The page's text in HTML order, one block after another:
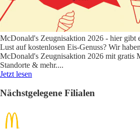
McDonald's Zeugnisaktion 2026 - hier gibt
Lust auf kostenlosen Eis-Genuss? Wir
McDonald's Zeugnisaktion 2026 mit gratis
Standorte & mehr....
Jetzt lesen
Nächstgelegene Filialen